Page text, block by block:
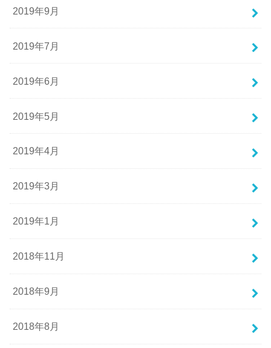
2019年9月
2019年7月
2019年6月
2019年5月
2019年4月
2019年3月
2019年1月
2018年11月
2018年9月
2018年8月